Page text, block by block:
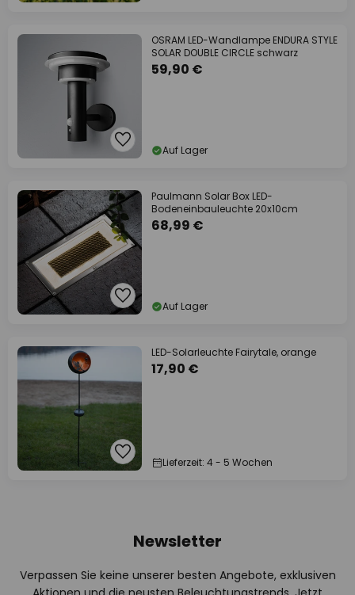
OSRAM LED-Wandlampe ENDURA STYLE
SOLAR DOUBLE CIRCLE schwarz
59,90 €
Auf Lager
Paulmann Solar Box LED-
Bodeneinbauleuchte 20x10cm
68,99 €
Auf Lager
LED-Solarleuchte Fairytale, orange
17,90 €
Lieferzeit: 4 - 5 Wochen
Newsletter
Verpassen Sie keine unserer besten Angebote, exklusiven